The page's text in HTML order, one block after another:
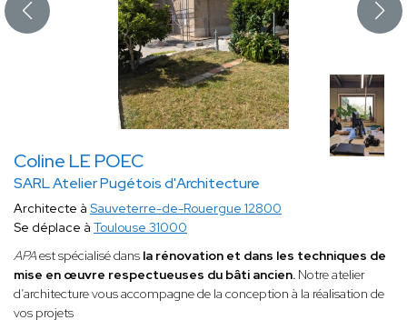
Coline LE POEC
SARL Atelier Pugétois d'Architecture
Architecte à Sauveterre-de-Rouergue 12800
Se déplace à Toulouse 31000
APAest spécialisédans la rénovation et dans les techniques de
mise en œuvre respectueuses du bâti ancien. Notre atelier
d’architecture vous accompagne de la conception à la réalisation de
vos projets